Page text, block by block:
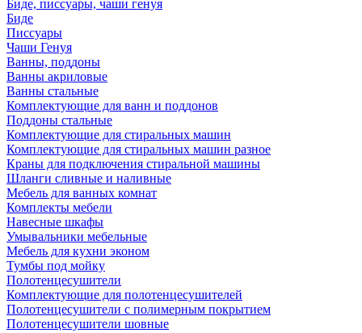
Биде, писсуары, чаши генуя
Биде
Писсуары
Чаши Генуя
Ванны, поддоны
Ванны акриловые
Ванны стальные
Комплектующие для ванн и поддонов
Поддоны стальные
Комплектующие для стиральных машин
Комплектующие для стиральных машин разное
Краны для подключения стиральной машины
Шланги сливные и наливные
Мебель для ванных комнат
Комплекты мебели
Навесные шкафы
Умывальники мебельные
Мебель для кухни эконом
Тумбы под мойку
Полотенцесушители
Комплектующие для полотенцесушителей
Полотенцесушители с полимерным покрытием
Полотенцесушители шовные